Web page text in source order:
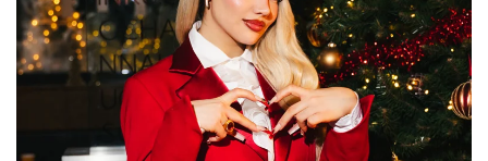
ist eine deutsche Rapperin, Sängerin und
Webvideoproduzentin